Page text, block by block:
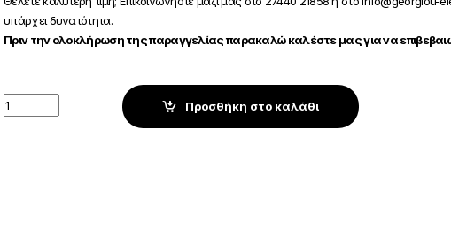
υπάρχει δυνατότητα.
Πριν την ολοκλήρωση της παραγγελίας παρακαλώ καλέστε μας για να
Quantity Προσθήκη στο καλάθι